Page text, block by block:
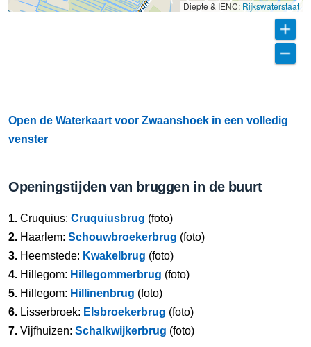
Diepte & IENC: Rijkswaterstaat
Open de Waterkaart voor Zwaanshoek in een volledig
venster
Openingstijden van bruggen in de buurt
1. Cruquius: Cruquiusbrug (foto)
2. Haarlem: Schouwbroekerbrug (foto)
3. Heemstede: Kwakelbrug (foto)
4. Hillegom: Hillegommerbrug (foto)
5. Hillegom: Hillinenbrug (foto)
6. Lisserbroek: Elsbroekerbrug (foto)
7. Vijfhuizen: Schalkwijkerbrug (foto)